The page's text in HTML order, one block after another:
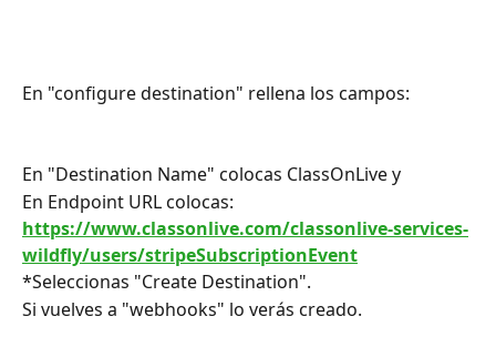
En "configure destination" rellena los campos:
En "Destination Name" colocas ClassOnLive y
En Endpoint URL colocas:
https://www.classonlive.com/classonlive-services-
wildfly/users/stripeSubscriptionEvent
*Seleccionas "Create Destination".
Si vuelves a "webhooks" lo verás creado.